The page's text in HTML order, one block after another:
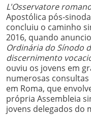
L'Osservatore
Apostólica pós-
concluiu o caminho
2016, quando
Ordinária do Sínodo
discernimento
ouviu os jovens em
numerosas
em Roma, que
própria Assembleia
jovens delegados do